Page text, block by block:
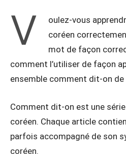
V
oulez-vous
coréen
mot de façon
comment l’utiliser de façon
ensemble comment dit-on de
Comment dit-on est une
coréen. Chaque article
parfois accompagné de son
coréen.